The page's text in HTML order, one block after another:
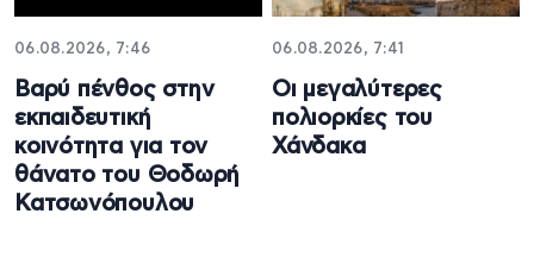
06.08.2026, 7:46
Βαρύ πένθος στην
εκπαιδευτική
κοινότητα για τον
θάνατο του Θοδωρή
Κατσωνόπουλου
06.08.2026, 7:41
Οι μεγαλύτερες
πολιορκίες του
Χάνδακα